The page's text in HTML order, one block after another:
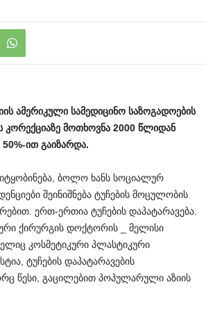
ამერიკული სამედიცინო საზოგადოების
კორექციაზე მოთხოვნა 2000 წლიდან
50%-ით გაიზარდა.
ბოლო ხანს სოციალურ
შეინიშნება ტუჩების მოცულობის
ერთ-ერთია ტუჩების დაპატარავება.
ქირურგის დოქტორის _ მელისი
კოსმეტიკური პლასტიკური
ტუჩების დაპატარავების
წესი, გაცილებით პოპულარული აზიის